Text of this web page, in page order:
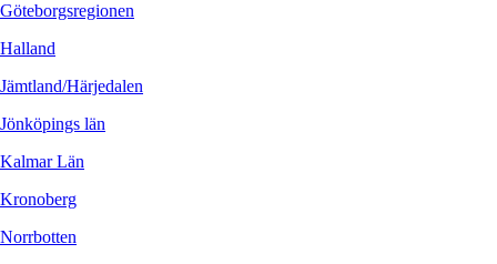
Göteborgsregionen
Halland
Jämtland/Härjedalen
Jönköpings län
Kalmar Län
Kronoberg
Norrbotten